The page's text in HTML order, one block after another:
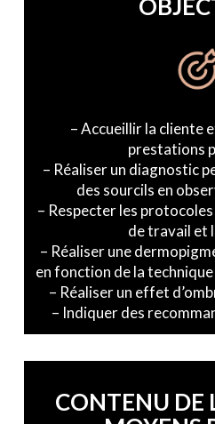
– Accueillir la cliente
prestations
– Réaliser un diagnostic
des sourcils en
– Respecter les
de travail et
– Réaliser une
en fonction de la
– Réaliser un effet
– Indiquer des
CONTENU DE